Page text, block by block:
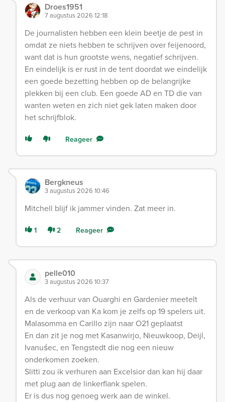
Droes1951
7 augustus 2026 12:18
De journalisten hebben een klein beetje de pest in
omdat ze niets hebben te schrijven over feijenoord,
want dat is hun grootste wens, negatief schrijven.
En eindelijk is er rust in de tent doordat we eindelijk
een goede bezetting hebben op de belangrijke
plekken bij een club. Een goede AD en TD die van
wanten weten en zich niet gek laten maken door
het schrijfblok.
Reageer
Bergkneus
3 augustus 2026 10:46
Mitchell blijf ik jammer vinden. Zat meer in.
1 2 Reageer
pelle010
3 augustus 2026 10:37
Als de verhuur van Ouarghi en Gardenier meetelt
en de verkoop van Ka kom je zelfs op 19 spelers uit.
Malasomma en Carillo zijn naar O21 geplaatst
En dan zit je nog met Kasanwirjo, Nieuwkoop, Deijl,
Ivanuśec, en Tengstedt die nog een nieuw
onderkomen zoeken.
Slitti zou ik verhuren aan Excelsior dan kan hij daar
met plug aan de linkerflank spelen.
Er is dus nog genoeg werk aan de winkel.